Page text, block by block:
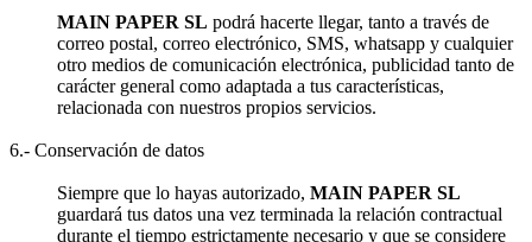
MAIN PAPER SL podrá hacerte llegar, tanto a través de
correo postal, correo electrónico, SMS, whatsapp y cualquier
otro medios de comunicación electrónica, publicidad tanto de
carácter general como adaptada a tus características,
relacionada con nuestros propios servicios.
6.- Conservación de datos
Siempre que lo hayas autorizado, MAIN PAPER SL
guardará tus datos una vez terminada la relación contractual
durante el tiempo estrictamente necesario y que se considere